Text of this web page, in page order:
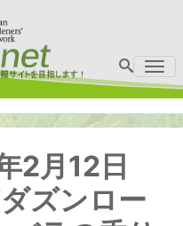
2月12日
ズンロー